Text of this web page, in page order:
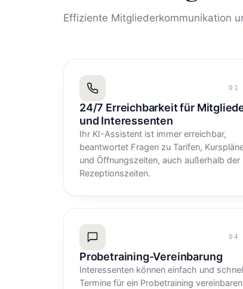
Effiziente Mitgliederkommunikation
01
24/7 Erreichbarkeit für
und Interessenten
Ihr KI-Assistent ist immer erreichbar,
beantwortet Fragen zu Tarifen,
und Öffnungszeiten, auch außerhalb der
Rezeptionszeiten.
04
Probetraining-Vereinbarung
Interessenten können einfach und
Termine für ein Probetraining